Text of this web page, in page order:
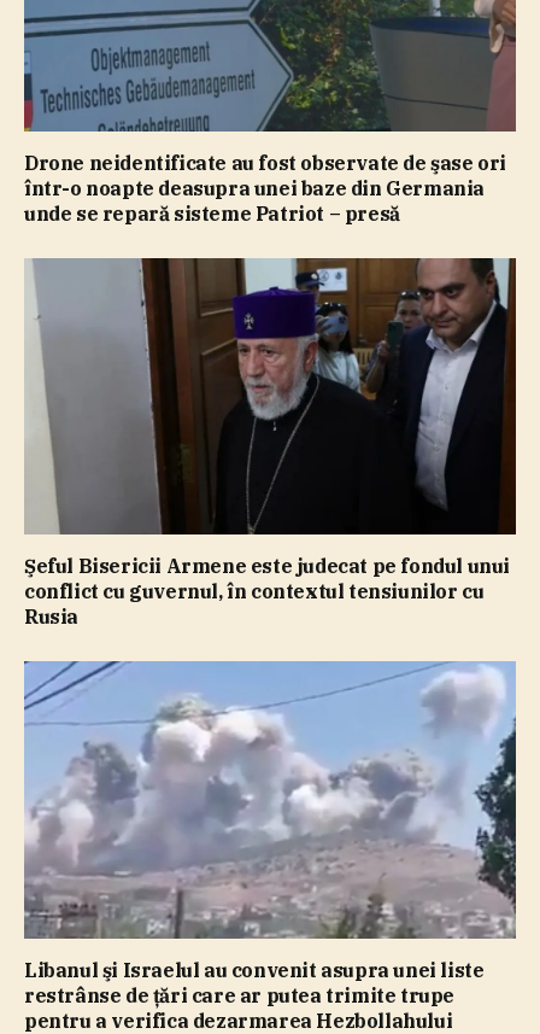
Drone neidentificate au fost observate de şase ori
într-o noapte deasupra unei baze din Germania
unde se repară sisteme Patriot – presă
Şeful Bisericii Armene este judecat pe fondul unui
conflict cu guvernul, în contextul tensiunilor cu
Rusia
Libanul şi Israelul au convenit asupra unei liste
restrânse de ţări care ar putea trimite trupe
pentru a verifica dezarmarea Hezbollahului